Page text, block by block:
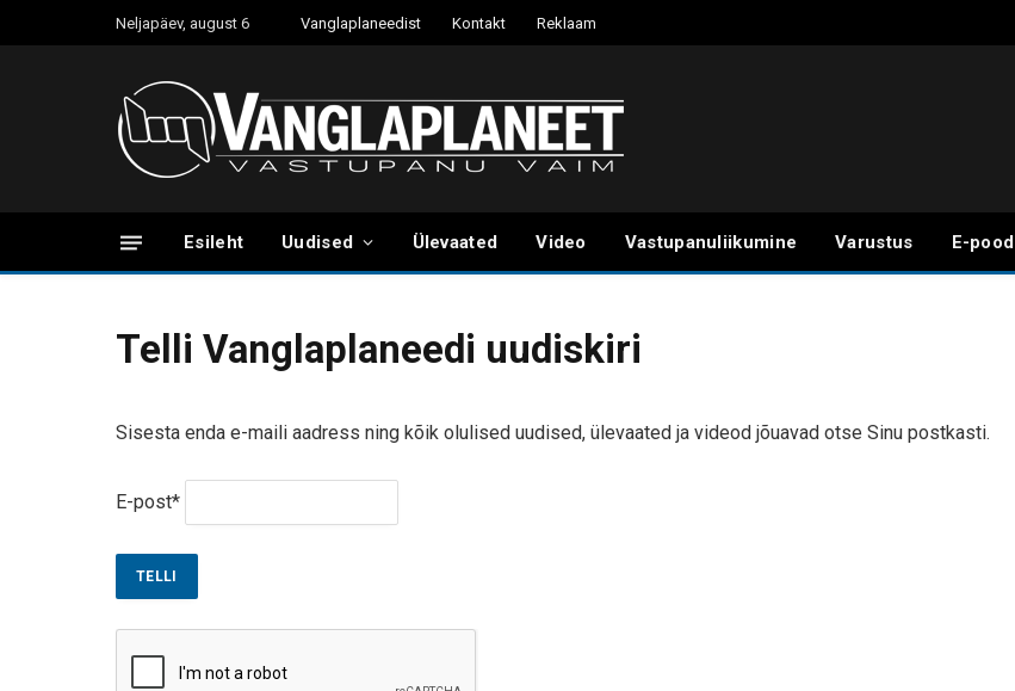
Neljapäev, august 6 Vanglaplaneedist Kontakt Reklaam
Esileht Uudised Ülevaated Video Vastupanuliikumine Varustus E-pood
Telli Vanglaplaneedi uudiskiri
Sisesta enda e-maili aadress ning kõik olulised uudised, ülevaated ja videod jõuavad otse Sinu postkasti.
E-post*